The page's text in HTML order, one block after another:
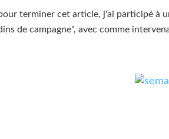
terminer cet article, j'ai participé à
de campagne", avec comme